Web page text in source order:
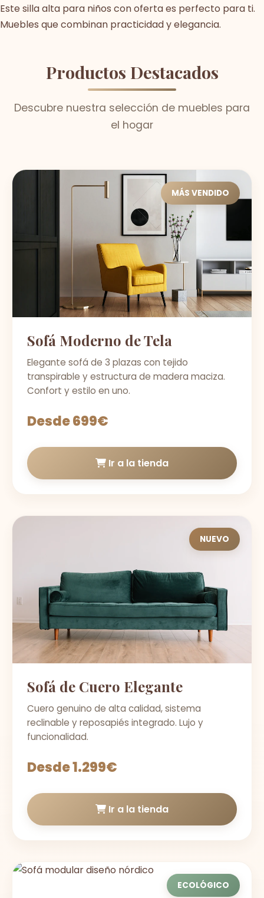
Este silla alta para niños con oferta es perfecto para ti.
Muebles que combinan practicidad y elegancia.
Productos Destacados
Descubre nuestra selección de muebles para
el hogar
MÁS VENDIDO
Sofá Moderno de Tela
Elegante sofá de 3 plazas con tejido
transpirable y estructura de madera maciza.
Confort y estilo en uno.
Desde 699€
Ir a la tienda
NUEVO
Sofá de Cuero Elegante
Cuero genuino de alta calidad, sistema
reclinable y reposapiés integrado. Lujo y
funcionalidad.
Desde 1.299€
Ir a la tienda
ECOLÓGICO